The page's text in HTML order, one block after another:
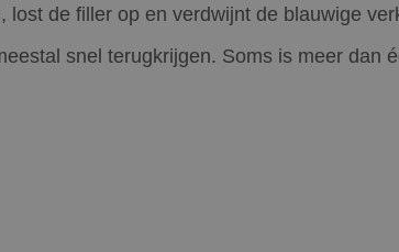
de filler op en verdwijnt de blauwige
snel terugkrijgen. Soms is meer dan